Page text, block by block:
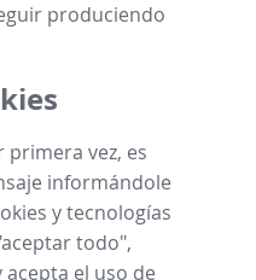
produciendo
primera vez, es
informándole
y tecnologías
todo",
el uso de